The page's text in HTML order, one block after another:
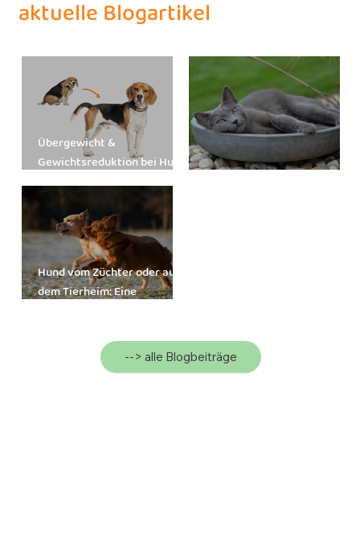
aktuelle Blogartikel
Übergewicht &
Gewichtsreduktion bei Hund
und Katze
Hund vom Züchter oder aus
dem Tierheim: Eine
--> alle Blogbeiträge